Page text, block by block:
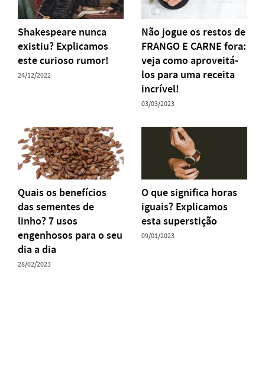
Shakespeare nunca
existiu? Explicamos
este curioso rumor!
24/12/2022
Não jogue os restos de
FRANGO E CARNE fora:
veja como aproveitá-
los para uma receita
incrível!
03/03/2023
Quais os benefícios
das sementes de
linho? 7 usos
engenhosos para o seu
dia a dia
28/02/2023
O que significa horas
iguais? Explicamos
esta superstição
09/01/2023